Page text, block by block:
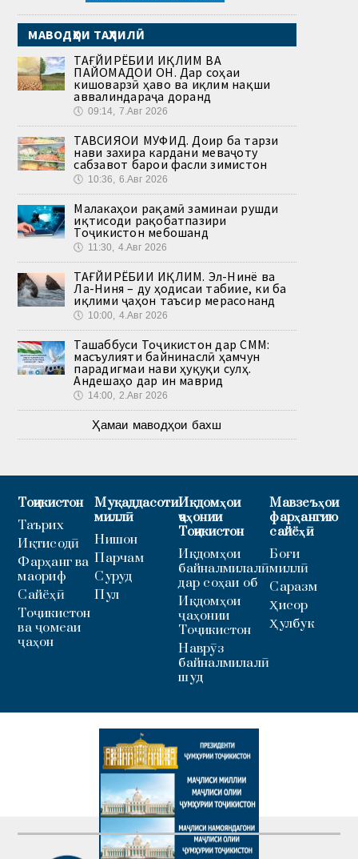
МАВОДҲОИ ТАҲЛИЛӢ
ТАҒЙИРЁБИИ ИҚЛИМ ВА
ПАЙОМАДҲОИ ОН. Дар соҳаи
кишоварзӣ ҳаво ва иқлим нақши
аввалиндараҷа доранд
🕔 09:14, 7.Авг 2026
ТАВСИЯҲОИ МУФИД. Доир ба тарзи
нави захира кардани меваҷоту
сабзавот барои фасли зимистон
🕔 10:36, 6.Авг 2026
Малакаҳои рақамӣ заминаи рушди
иқтисоди рақобатпазири
Тоҷикистон мебошанд
🕔 11:30, 4.Авг 2026
ТАҒЙИРЁБИИ ИҚЛИМ. Эл-Нинё ва
Ла-Ниня – ду ҳодисаи табиие, ки ба
иқлими ҷаҳон таъсир мерасонанд
🕔 10:00, 4.Авг 2026
Ташаббуси Тоҷикистон дар СММ:
масъулияти байнинаслӣ ҳамчун
парадигмаи нави ҳуқуқи сулҳ.
Андешаҳо дар ин маврид
🕔 14:00, 2.Авг 2026
Ҳамаи маводҳои бахш
Тоҷикистон
Таърих
Иқтисодӣ
Фарҳанг ва
маориф
Сайёҳӣ
Тоҷикистон
ва ҷомеаи
ҷаҳон
Муқаддасоти
миллӣ
Нишон
Парчам
Суруд
Пул
Иқдомҳои
ҷаҳонии
Тоҷикистон
Иқдомҳои
байналмилалӣ
дар соҳаи об
Иқдомҳои
ҷаҳонии
Тоҷикистон
Наврӯз
байналмилалӣ
шуд
Мавзеъҳои
фарҳангию
сайёҳӣ
Боғи
миллӣ
Саразм
Ҳисор
Ҳулбук